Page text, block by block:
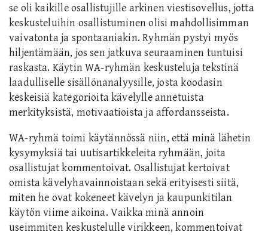
se oli kaikille osallistujille arkinen viestisovellus, jotta
keskusteluihin osallistuminen olisi mahdollisimman
vaivatonta ja spontaaniakin. Ryhmän pystyi myös
hiljentämään, jos sen jatkuva seuraaminen tuntuisi
raskasta. Käytin WA-ryhmän keskusteluja tekstinä
laadulliselle sisällönanalyysille, josta koodasin
keskeisiä kategorioita kävelylle annetuista
merkityksistä, motivaatioista ja affordansseista.
WA-ryhmä toimi käytännössä niin, että minä lähetin
kysymyksiä tai uutisartikkeleita ryhmään, joita
osallistujat kommentoivat. Osallistujat kertoivat
omista kävelyhavainnoistaan sekä erityisesti siitä,
miten he ovat kokeneet kävelyn ja kaupunkitilan
käytön viime aikoina. Vaikka minä annoin
useimmiten keskustelulle virikkeen, kommentoivat